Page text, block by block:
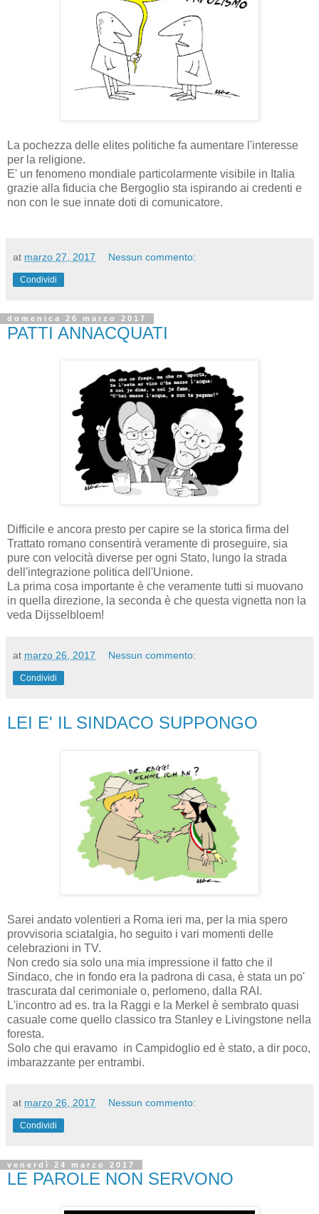
La pochezza delle elites politiche fa aumentare l'interesse
per la religione.
E' un fenomeno mondiale particolarmente visibile in Italia
grazie alla fiducia che Bergoglio sta ispirando ai credenti e
non con le sue innate doti di comunicatore.
at marzo 27, 2017 Nessun commento:
Condividi
domenica 26 marzo 2017
PATTI ANNACQUATI
Difficile e ancora presto per capire se la storica firma del
Trattato romano consentirà veramente di proseguire, sia
pure con velocità diverse per ogni Stato, lungo la strada
dell'integrazione politica dell'Unione.
La prima cosa importante è che veramente tutti si muovano
in quella direzione, la seconda è che questa vignetta non la
veda Dijsselbloem!
at marzo 26, 2017 Nessun commento:
Condividi
LEI E' IL SINDACO SUPPONGO
Sarei andato volentieri a Roma ieri ma, per la mia spero
provvisoria sciatalgia, ho seguito i vari momenti delle
celebrazioni in TV.
Non credo sia solo una mia impressione il fatto che il
Sindaco, che in fondo era la padrona di casa, è stata un po'
trascurata dal cerimoniale o, perlomeno, dalla RAI.
L'incontro ad es. tra la Raggi e la Merkel è sembrato quasi
casuale come quello classico tra Stanley e Livingstone nella
foresta.
Solo che qui eravamo in Campidoglio ed è stato, a dir poco,
imbarazzante per entrambi.
at marzo 26, 2017 Nessun commento:
Condividi
venerdì 24 marzo 2017
LE PAROLE NON SERVONO